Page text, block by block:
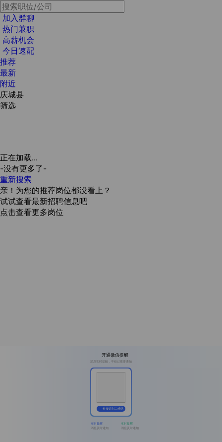
加入群聊
热门兼职
高薪机会
今日速配
推荐
最新
附近
庆城县
筛选
正在加载...
-没有更多了-
重新搜索
亲！为您的推荐岗位都没看上？
试试查看最新招聘信息吧
点击查看更多岗位
开通微信提醒
消息实时提醒，不错过重要通知
长按识别二维码
实时提醒
消息及时通知
实时提醒
消息及时通知